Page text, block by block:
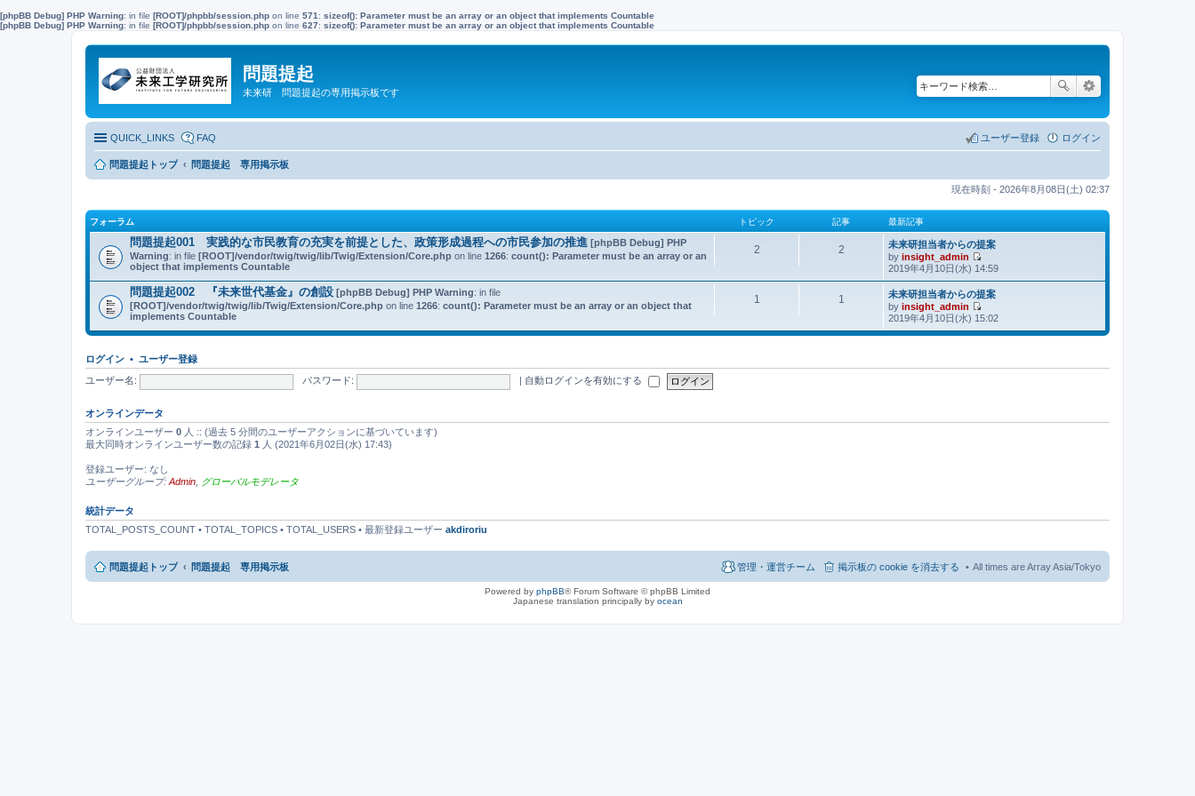
[phpBB Debug] PHP Warning: in file [ROOT]/phpbb/session.php on line 571 : sizeof(): Parameter must be an array or an object that implements Countable
[phpBB Debug] PHP Warning: in file [ROOT]/phpbb/session.php on line 627: sizeof(): Parameter must be an array or an object that implements Countable
問題提起
未来研 問題提起の専用掲示板です
QUICK_LINKS FAQ ログイン
ユーザー登録
問題提起トップ 問題提起 専用掲示板
現在時刻 - 2026年8月08日(土) 02:37
フォーラム トピック 記事 最新記事
問題提起001 実践的な市民教育の充実を前提とした、政策形成過程への市民参加の推進 [phpBB Debug] PHP
Warning: in file [ROOT]/vendor/twig/twig/lib/Twig/Extension/Core.php on line 1266: count(): Parameter must be an array or an
object that implements Countable
2 2
未来研担当者からの提案
by insight_admin
最
新
記
2019年4月10日(水) 14:59
問題提起002 『未来世代基金』の創設 [phpBB Debug] PHP Warning: in file
[ROOT]/vendor/twig/twig/lib/Twig/Extension/Core.php on line 1266: count(): Parameter must be an array or an object that
implements Countable
1 1
未来研担当者からの提案
by insight_admin
最
新
2019年4月10日(水) 15:02
ログイン • ユーザー登録
ユーザー名: パスワード: 自動ログインを有効にする
オンラインデータ
オンラインユーザー 0 人 :: (過去 5 分間のユーザーアクションに基づいています)
最大同時オンラインユーザー数の記録 1 人 (2021年6月02日(水) 17:43)
登録ユーザー: なし
ユーザーグループ: Admin グローバルモデレータ
統計データ
TOTAL_POSTS_COUNT • TOTAL_TOPICS • TOTAL_USERS • 最新登録ユーザー akdiroriu
問題提起トップ 問題提起 専用掲示板 All times are Array Asia/Tokyo
掲示板の cookie を消去する
管理・運営チーム
Powered by phpBB® Forum Software © phpBB Limited
Japanese translation principally by ocean